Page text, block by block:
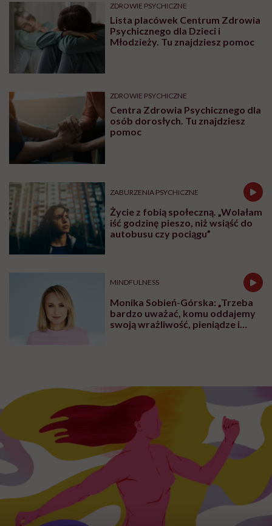
ZDROWIE PSYCHICZNE
Lista placówek Centrum Zdrowia
Psychicznego dla Dzieci i
Młodzieży. Tu znajdziesz pomoc
ZDROWIE PSYCHICZNE
Centra Zdrowia Psychicznego dla
osób dorosłych. Tu znajdziesz
pomoc
ZABURZENIA PSYCHICZNE
Życie z fobią społeczną. „Wolałam
iść godzinę pieszo, niż wsiąść do
autobusu czy pociągu”
MINDFULNESS
Monika Sobień-Górska: „Trzeba
bardzo uważać, komu oddajemy
swoją wrażliwość, pieniądze i